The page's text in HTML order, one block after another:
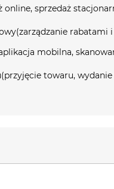
online, sprzedaż
mobilna,
towaru,